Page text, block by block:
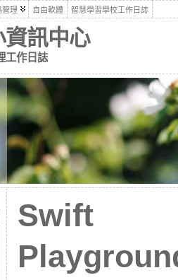
管理 自由軟體 智慧學習學校工作日誌
訊中心
工作日誌
Swift